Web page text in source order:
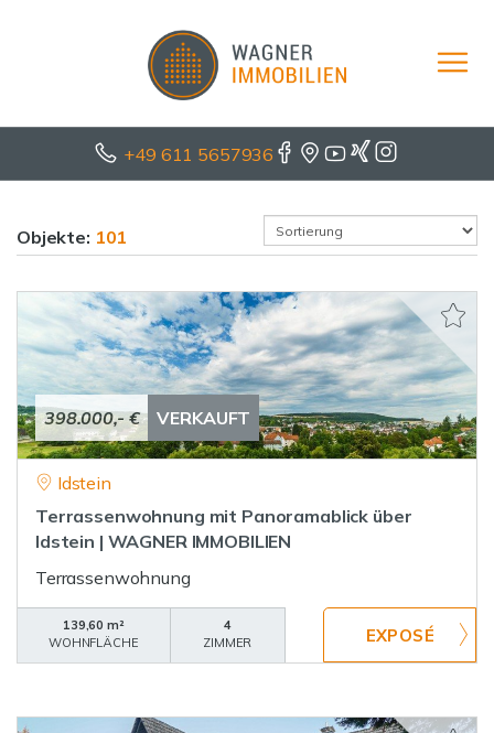
+49 611 5657936
Objekte: 101
398.000,- € VERKAUFT
Idstein
Terrassenwohnung mit Panoramablick über
Idstein | WAGNER IMMOBILIEN
Terrassenwohnung
139,60 m²
WOHNFLÄCHE
4
ZIMMER